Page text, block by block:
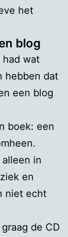
het
blog
had wat
hebben dat
een blog
boek: een
in
en
niet echt
de CD